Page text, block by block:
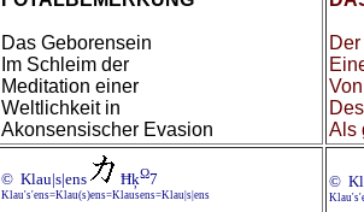
Das Geborensein
Im Schleim der
Meditation einer
Weltlichkeit in
Akonsensischer Evasion
Als
© Klau|s|ens ĦķΩ7
Klau's'ens=Klau(s)ens=Klausens=Klau|s|ens
©